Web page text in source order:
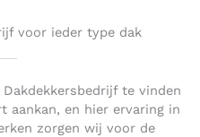
voor ieder type dak
te vinden
aankan, en hier ervaring in
zorgen wij voor de